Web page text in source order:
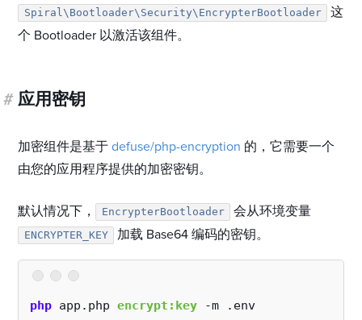
Spiral\Bootloader\Security\EncrypterBootloader
这
个 Bootloader 以激活该组件。
# 应用密钥
加密组件是基于defuse/php-encryption 的，它需要一个
由您的应用程序提供的加密密钥。
默认情况下， EncrypterBootloader 会从环境变量
ENCRYPTER_KEY 加载 Base64 编码的密钥。
php app.php encrypt:key -m .env